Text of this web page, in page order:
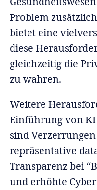
Problem
bietet eine
diese
gleichzeitig die
zu wahren.
Weitere
Einführung von
sind
repräsentative
Transparenz bei
und erhöhte